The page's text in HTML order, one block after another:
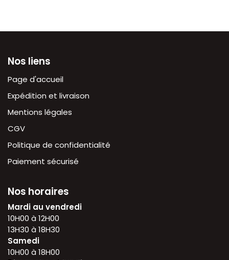
Nos liens
Page d'accueil
Expédition et livraison
Mentions légales
CGV
Politique de confidentialité
Paiement sécurisé
Nos horaires
Mardi au vendredi
10H00 à 12H00
13H30 à 18H30
Samedi
10H00 à 18H00